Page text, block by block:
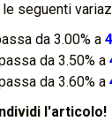
seguenti
da 3.00% a
da 3.50% a
da 3.60% a
l'articolo!